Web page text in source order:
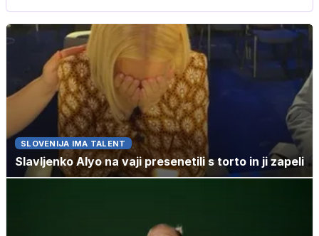
SLOVENIJA IMA TALENT
Slavljenko Alyo na vaji presenetili s torto in ji zapeli